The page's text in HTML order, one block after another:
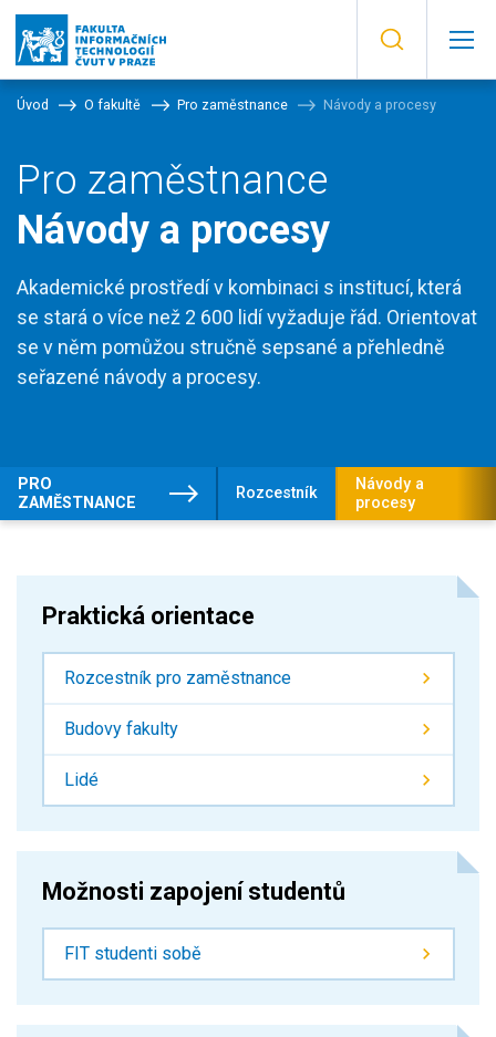
Úvod O fakultě Pro zaměstnance Návody a procesy
Pro zaměstnance
Návody a procesy
Akademické prostředí v kombinaci s institucí, která
se stará o více než 2 600 lidí vyžaduje řád. Orientovat
se v něm pomůžou stručně sepsané a přehledně
seřazené návody a procesy.
PRO
ZAMĚSTNANCE
Rozcestník
Návody a
procesy
Praktická orientace
Rozcestník pro zaměstnance
Budovy fakulty
Lidé
Možnosti zapojení studentů
FIT studenti sobě